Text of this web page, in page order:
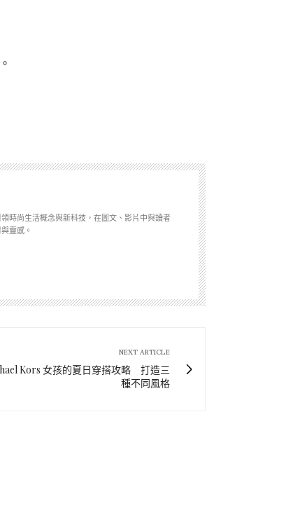
時尚生活概念與新科技，在圖文、影片中與讀者
靈感。
NEXT ARTICLE
Kors 女孩的夏日穿搭攻略 打造三
種不同風格